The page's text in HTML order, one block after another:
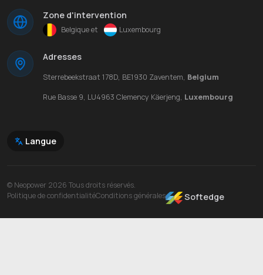
Zone d'intervention
Belgique et Luxembourg
Adresses
Sterrebeekstraat 178D, BE1930 Zaventem, Belgium
Rue Basse 9, LU4963 Clemency Käerjeng, Luxembourg
Langue
© Neopower 2026 Tous droits réservés.
Politique de confidentialitéConditions générales Softedge